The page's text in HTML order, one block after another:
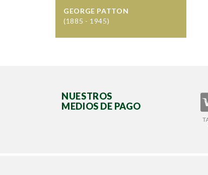
GEORGE PATTON
(1885 - 1945)
NUESTROS
MEDIOS DE PAGO